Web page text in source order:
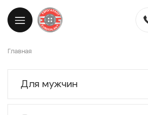
Главная
Для мужчин